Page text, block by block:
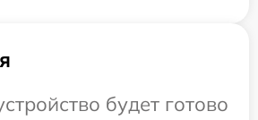
будет готово